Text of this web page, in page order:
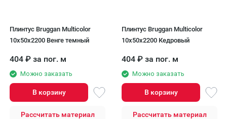
Плинтус Bruggan Multicolor
10х50х2200 Венге темный
404 ₽ за пог. м
Можно заказать
В корзину
Рассчитать материал
Плинтус Bruggan Multicolor
10x50x2200 Кедровый
404 ₽ за пог. м
Можно заказать
В корзину
Рассчитать материал